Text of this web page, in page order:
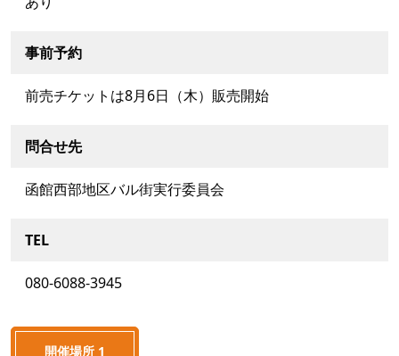
事前予約
前売チケットは8月6日（木）販売開始
問合せ先
函館西部地区バル街実行委員会
TEL
080-6088-3945
開催場所 1